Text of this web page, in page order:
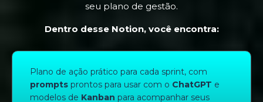
seu plano de gestão.
Dentro desse Notion, você encontra:
Plano de ação prático para cada sprint, com
prompts prontos para usar com o ChatGPT e
modelos de Kanban para acompanhar seus